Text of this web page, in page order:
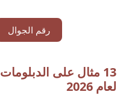
رقم الجوال
13 مثال على
لعام 2026